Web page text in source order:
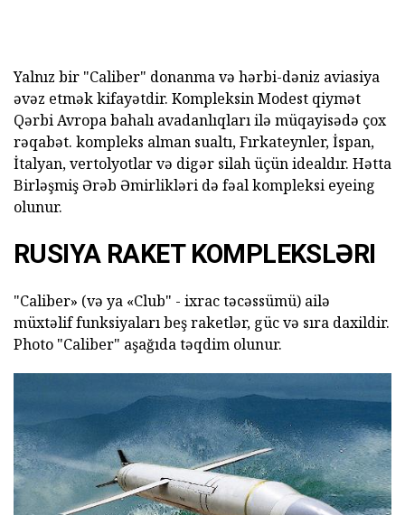
Yalnız bir "Caliber" donanma və hərbi-dəniz aviasiya
əvəz etmək kifayətdir. Kompleksin Modest qiymət
Qərbi Avropa bahalı avadanlıqları ilə müqayisədə çox
rəqabət. kompleks alman sualtı, Fırkateynler, İspan,
İtalyan, vertolyotlar və digər silah üçün idealdır. Hətta
Birləşmiş Ərəb Əmirlikləri də fəal kompleksi eyeing
olunur.
RUSIYA RAKET KOMPLEKSLƏRI
"Caliber» (və ya «Club" - ixrac təcəssümü) ailə
müxtəlif funksiyaları beş raketlər, güc və sıra daxildir.
Photo "Caliber" aşağıda təqdim olunur.